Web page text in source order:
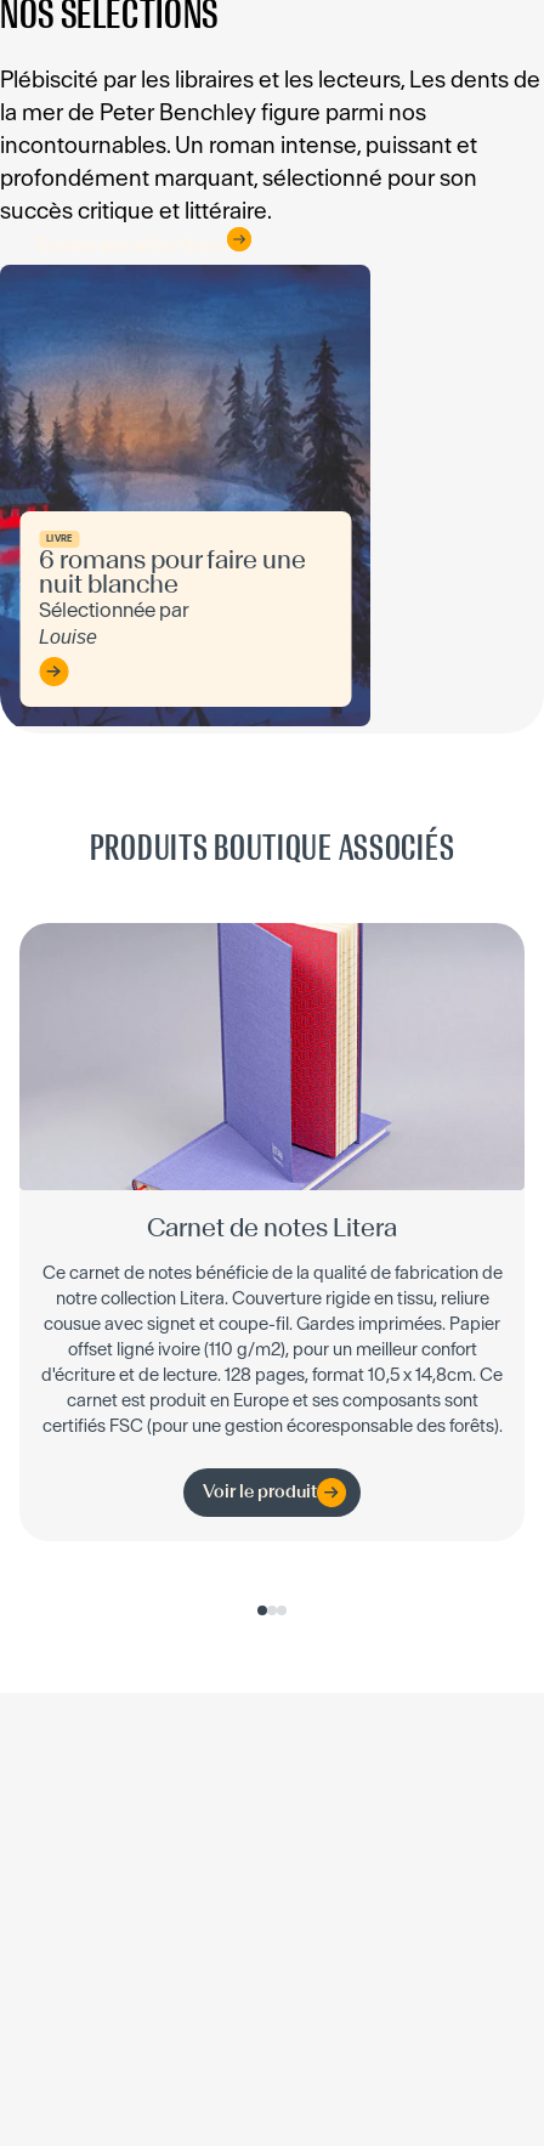
NOS SÉLECTIONS
Plébiscité par les libraires et les lecteurs, Les dents de
la mer de Peter Benchley figure parmi nos
incontournables. Un roman intense, puissant et
profondément marquant, sélectionné pour son
succès critique et littéraire.
LIVRE
6 romans pour faire une
nuit blanche
Sélectionnée par
Louise
PRODUITS BOUTIQUE ASSOCIÉS
Carnet de notes Litera
Ce carnet de notes bénéficie de la qualité de fabrication de
notre collection Litera. Couverture rigide en tissu, reliure
cousue avec signet et coupe-fil. Gardes imprimées. Papier
offset ligné ivoire (110 g/m2), pour un meilleur confort
d'écriture et de lecture. 128 pages, format 10,5 x 14,8cm. Ce
carnet est produit en Europe et ses composants sont
certifiés FSC (pour une gestion écoresponsable des forêts).
Voir le produit